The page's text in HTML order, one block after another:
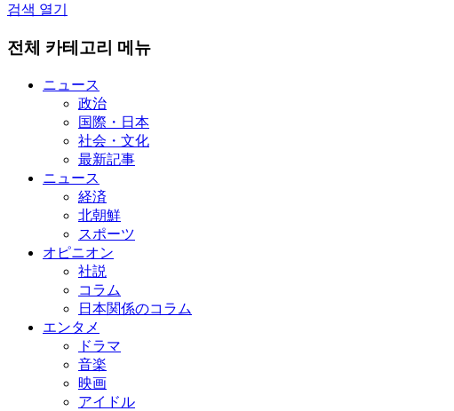
검색 열기
전체 카테고리 메뉴
ニュース
政治
国際・日本
社会・文化
最新記事
ニュース
経済
北朝鮮
スポーツ
オピニオン
社説
コラム
日本関係のコラム
エンタメ
ドラマ
音楽
映画
アイドル